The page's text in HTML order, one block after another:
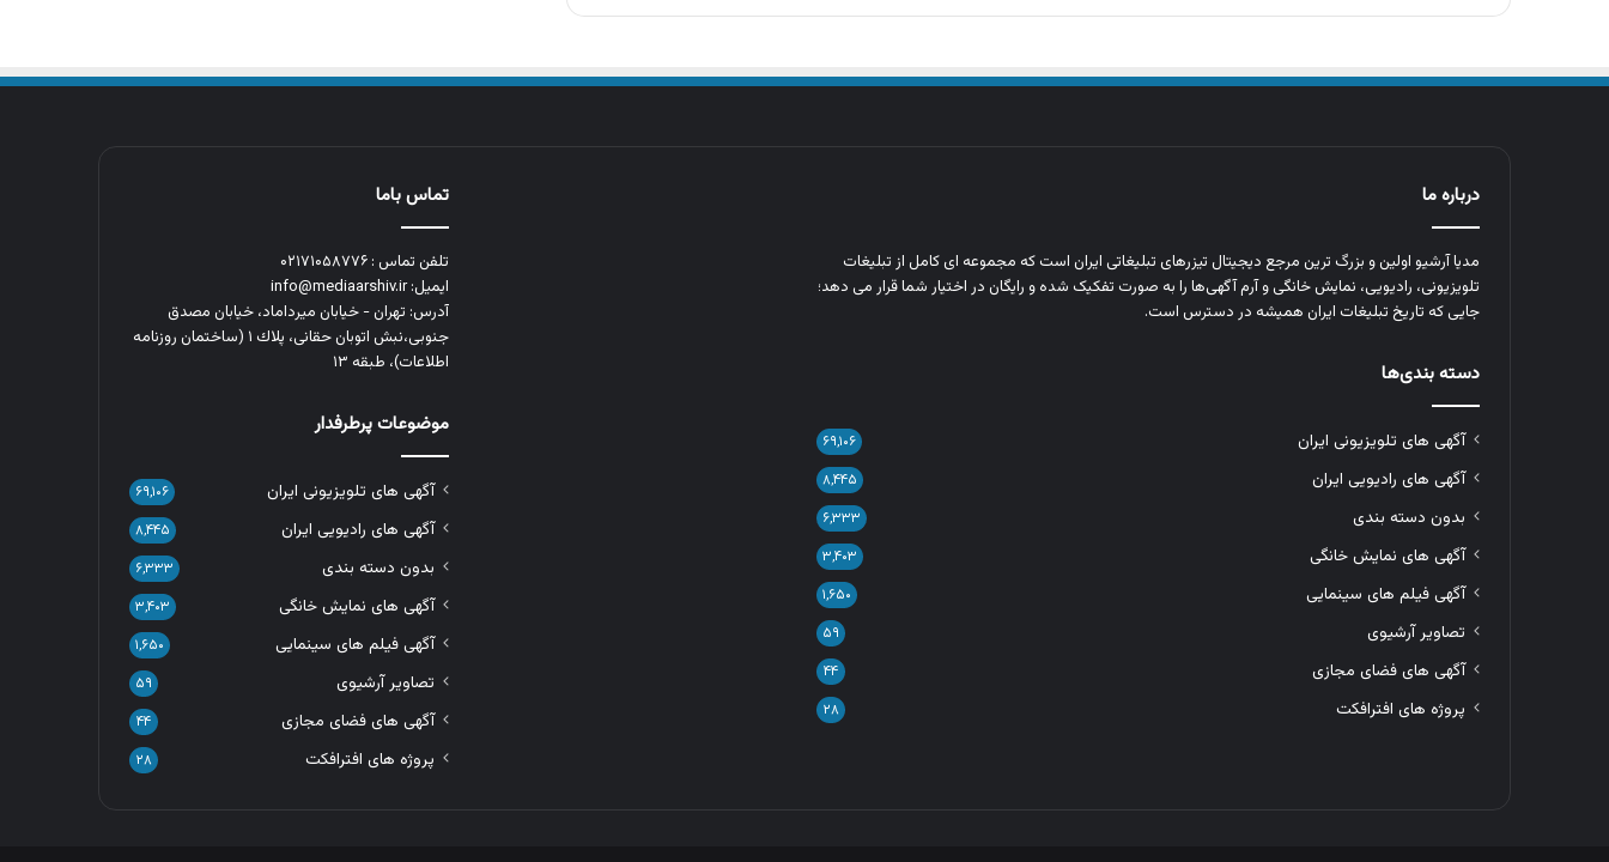
درباره ما
مدیا آرشیو اولین و بزرگ‌ ترین مرجع دیجیتال تیزرهای تبلیغاتی ایران است که مجموعه‌ ای کامل از تبلیغات
تلویزیونی، رادیویی، نمایش خانگی و آرم‌ آگهی‌ها را به‌ صورت تفکیک‌ شده و رایگان در اختیار شما قرار می‌ دهد؛
جایی که تاریخ تبلیغات ایران همیشه در دسترس است.
دسته بندی‌ها
آگهی های تلویزیونی ایران ۶۹,۱۰۶
آگهی های رادیویی ایران ۸,۴۴۵
بدون دسته بندی ۶,۳۳۳
آگهی های نمایش خانگی ۳,۴۰۳
آگهی فیلم های سینمایی ۱,۶۵۰
تصاویر آرشیوی ۵۹
آگهی های فضای مجازی ۴۴
پروژه های افترافکت ۲۸
تماس باما
تلفن تماس : ۰۲۱۷۱۰۵۸۷۷۶
ایمیل: info@mediaarshiv.ir
آدرس: تهران - خیابان میرداماد، خیابان مصدق
جنوبی،نبش اتوبان حقانی، پلاك ١ (ساختمان روزنامه
اطلاعات)، طبقه ۱۳
موضوعات پرطرفدار
آگهی های تلویزیونی ایران ۶۹,۱۰۶
آگهی های رادیویی ایران ۸,۴۴۵
بدون دسته بندی ۶,۳۳۳
آگهی های نمایش خانگی ۳,۴۰۳
آگهی فیلم های سینمایی ۱,۶۵۰
تصاویر آرشیوی ۵۹
آگهی های فضای مجازی ۴۴
پروژه های افترافکت ۲۸